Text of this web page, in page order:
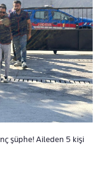
şüphe! Aileden 5 kişi